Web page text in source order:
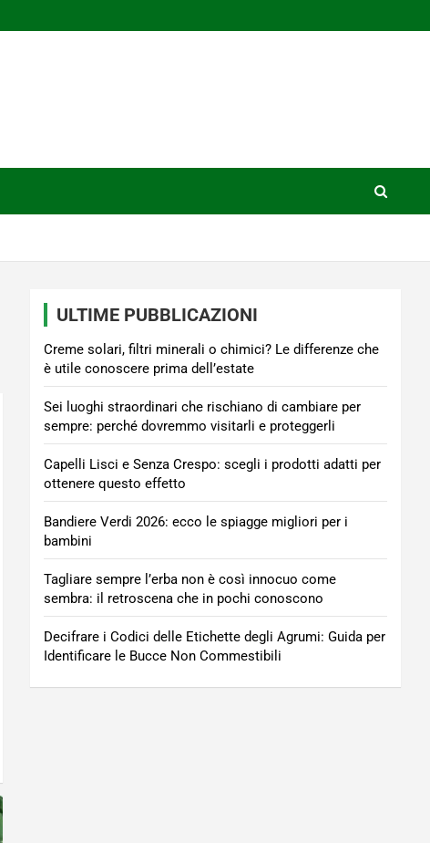
ULTIME PUBBLICAZIONI
Creme solari, filtri minerali o chimici? Le differenze che
è utile conoscere prima dell’estate
Sei luoghi straordinari che rischiano di cambiare per
sempre: perché dovremmo visitarli e proteggerli
Capelli Lisci e Senza Crespo: scegli i prodotti adatti per
ottenere questo effetto
Bandiere Verdi 2026: ecco le spiagge migliori per i
bambini
Tagliare sempre l’erba non è così innocuo come
sembra: il retroscena che in pochi conoscono
Decifrare i Codici delle Etichette degli Agrumi: Guida per
Identificare le Bucce Non Commestibili